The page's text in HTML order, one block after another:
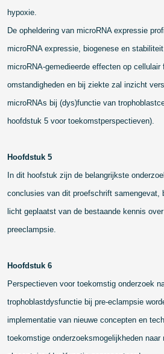
hypoxie.
De opheldering van microRNA expressie
microRNA expressie, biogenese en
microRNA-gemedieerde effecten op cellulair
omstandigheden en bij ziekte zal inzicht
microRNAs bij (dys)functie van
hoofdstuk 5 voor toekomstperspectieven).
Hoofdstuk 5
In dit hoofstuk zijn de belangrijkste
conclusies van dit proefschrift samengevat,
licht geplaatst van de bestaande kennis
preeclampsie.
Hoofdstuk 6
Perspectieven voor toekomstig onderzoek
trophoblastdysfunctie bij pre-eclampsie
implementatie van nieuwe concepten en
toekomstige onderzoeksmogelijkheden naar